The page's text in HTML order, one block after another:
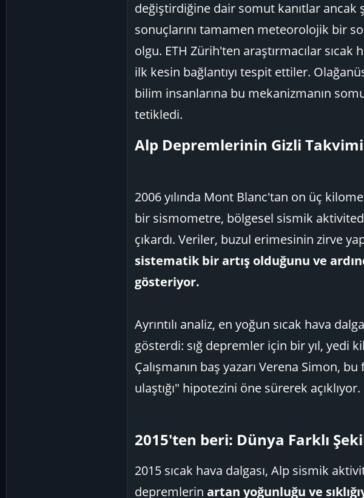
değiştirdiğine dair somut kanıtlar ancak
sonuçlarını tamamen meteorolojik bir
olgu. ETH Zürih'ten araştırmacılar
ilk kesin bağlantıyı tespit ettiler.
bilim insanlarına bu mekanizmanın
tetikledi.
Alp Depremlerinin Gizli Takvimi​
2006 yılında Mont Blanc'tan on üç
bir sismometre, bölgesel sismik
çıkardı. Veriler, buzul erimesinin zirve
sistematik bir artış olduğunu ve
gösteriyor.
Ayrıntılı analiz, en yoğun sıcak hava
gösterdi: sığ depremler için bir yıl, yedi
Çalışmanın baş yazarı Verena Simon,
ulaştığı" hipotezini öne sürerek açıklıyor.
2015'ten beri: Dünya Farklı
2015 sıcak hava dalgası, Alp sismik
depremlerin artan yoğunluğu ve